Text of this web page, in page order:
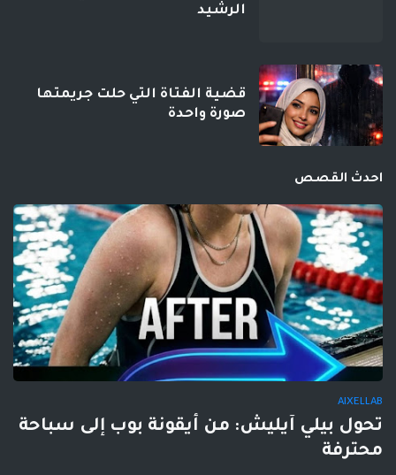
الرشيد
قضية الفتاة التي حلت جريمتها
صورة واحدة
احدث القصص
AIXELLAB
تحول بيلي آيليش: من أيقونة بوب إلى سباحة
محترفة